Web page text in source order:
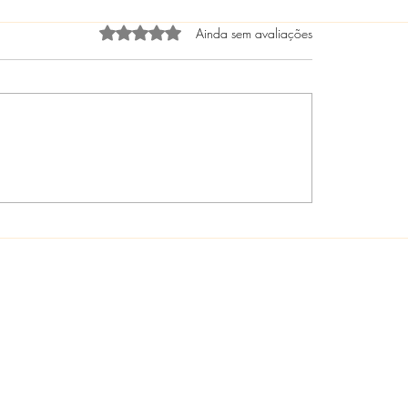
Lima Fortalece o
Avaliado com 0 de 5 estrelas.
Ainda sem avaliações